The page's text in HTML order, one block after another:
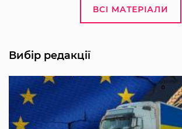
ВСІ МАТЕРІАЛИ
Вибір редакції